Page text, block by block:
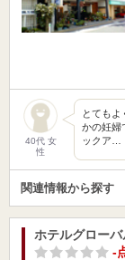
40代 女
性
とてもよ
かの妊婦
ックア…
関連情報から探す
ホテルグロー
-